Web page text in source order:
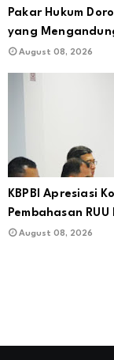
Pakar Hukum
yang
August 08, 2026
KBPBI Apresiasi
Pembahasan
August 08, 2026